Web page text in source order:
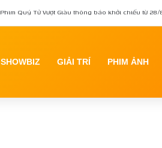
Phim Quý Tử Vượt Giàu thông báo khởi chiếu từ
SHOWBIZ GIẢI TRÍ PHIM ẢNH